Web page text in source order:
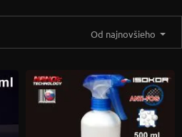
Od najnovšieho